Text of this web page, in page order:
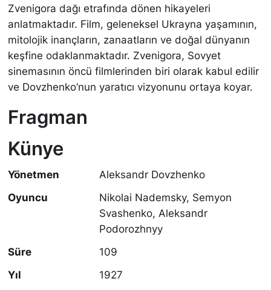
Zvenigora dağı etrafında dönen hikayeleri
anlatmaktadır. Film, geleneksel Ukrayna yaşamının,
mitolojik inançların, zanaatların ve doğal dünyanın
keşfine odaklanmaktadır. Zvenigora, Sovyet
sinemasının öncü filmlerinden biri olarak kabul edilir
ve Dovzhenko’nun yaratıcı vizyonunu ortaya koyar.
Fragman
Künye
Yönetmen
Aleksandr Dovzhenko
Oyuncu
Nikolai Nademsky, Semyon
Svashenko, Aleksandr
Podorozhnyy
Süre
109
Yıl
1927